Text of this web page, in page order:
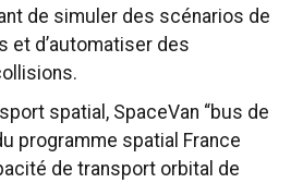
de simuler des scénarios de
et d’automatiser des
spatial, SpaceVan “bus de
programme spatial France
de transport orbital de